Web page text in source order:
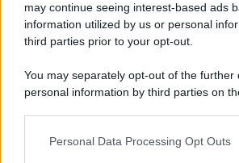
may continue seeing interest-based ads
information utilized by us or personal
third parties prior to your opt-out.
You may separately opt-out of the further
personal information by third parties on
This information may also be disclosed
Personal Data Processing Opt Outs
(ASSOCIAZIONE NAZIONALE
PREFERENZE PRIVACY